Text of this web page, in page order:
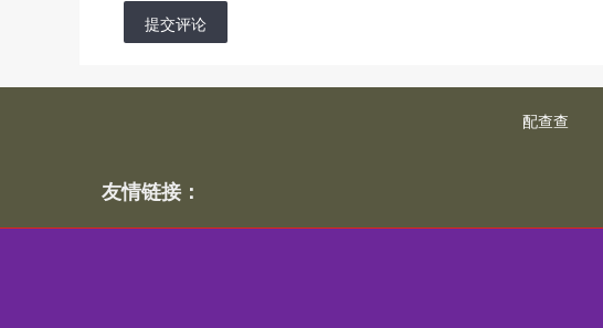
提交评论
配查查
友情链接：